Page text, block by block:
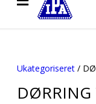
Ukategoriseret /
DØRRING